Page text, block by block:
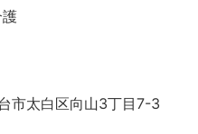
太白区向山3丁目7-3